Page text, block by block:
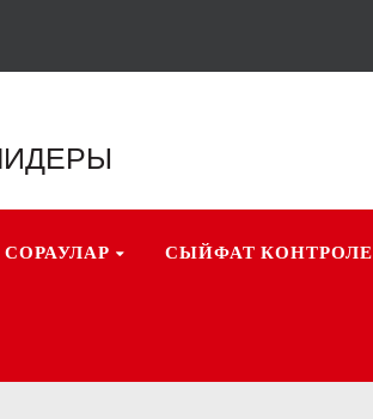
СЫЙФАТ КОНТРОЛЕ